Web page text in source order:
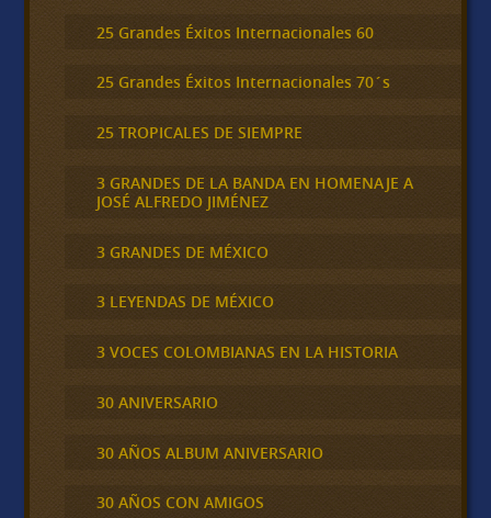
25 Grandes Éxitos Internacionales 60
25 Grandes Éxitos Internacionales 70´s
25 TROPICALES DE SIEMPRE
3 GRANDES DE LA BANDA EN HOMENAJE A
JOSÉ ALFREDO JIMÉNEZ
3 GRANDES DE MÉXICO
3 LEYENDAS DE MÉXICO
3 VOCES COLOMBIANAS EN LA HISTORIA
30 ANIVERSARIO
30 AÑOS ALBUM ANIVERSARIO
30 AÑOS CON AMIGOS